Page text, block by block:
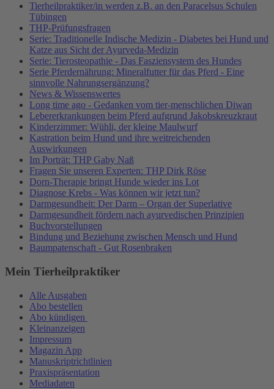
Tierheilpraktiker/in werden z.B. an den Paracelsus Schulen
Tübingen
THP-Prüfungsfragen
Serie: Traditionelle Indische Medizin - Diabetes bei Hund und
Katze aus Sicht der Ayurveda-Medizin
Serie: Tierosteopathie - Das Fasziensystem des Hundes
Serie Pferdernährung: Mineralfutter für das Pferd - Eine
sinnvolle Nahrungsergänzung?
News & Wissenswertes
Long time ago - Gedanken vom tier-menschlichen Diwan
Lebererkrankungen beim Pferd aufgrund Jakobskreuzkraut
Kinderzimmer: Wühli, der kleine Maulwurf
Kastration beim Hund und ihre weitreichenden
Auswirkungen
Im Porträt: THP Gaby Naß
Fragen Sie unseren Experten: THP Dirk Röse
Dorn-Therapie bringt Hunde wieder ins Lot
Diagnose Krebs - Was können wir jetzt tun?
Darmgesundheit: Der Darm – Organ der Superlative
Darmgesundheit fördern nach ayurvedischen Prinzipien
Buchvorstellungen
Bindung und Beziehung zwischen Mensch und Hund
Baumpatenschaft - Gut Rosenbraken
Mein Tierheilpraktiker
Alle Ausgaben
Abo bestellen
Abo kündigen
Kleinanzeigen
Impressum
Magazin App
Manuskriptrichtlinien
Praxispräsentation
Mediadaten